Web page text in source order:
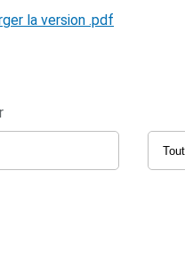
la version .pdf